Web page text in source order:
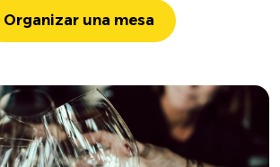
Organizar una mesa